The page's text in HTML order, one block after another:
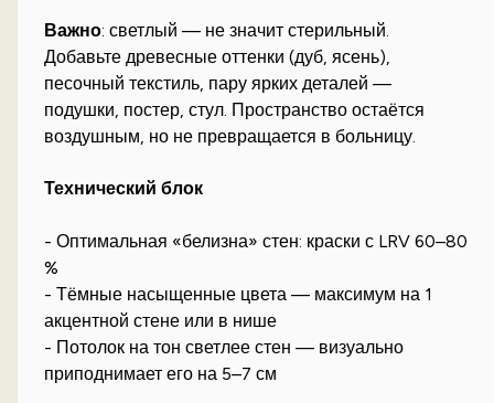
Важно: светлый — не значит стерильный.
Добавьте древесные оттенки (дуб, ясень),
песочный текстиль, пару ярких деталей —
подушки, постер, стул. Пространство остаётся
воздушным, но не превращается в больницу.
Технический блок
- Оптимальная «белизна» стен: краски с LRV 60–80
%
- Тёмные насыщенные цвета — максимум на 1
акцентной стене или в нише
- Потолок на тон светлее стен — визуально
приподнимает его на 5–7 см